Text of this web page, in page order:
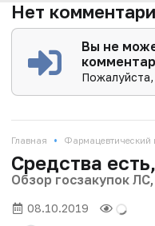
Нет
Вы не
Главная • Фармацевтический
Средства
Обзор госзакупок
08.10.2019